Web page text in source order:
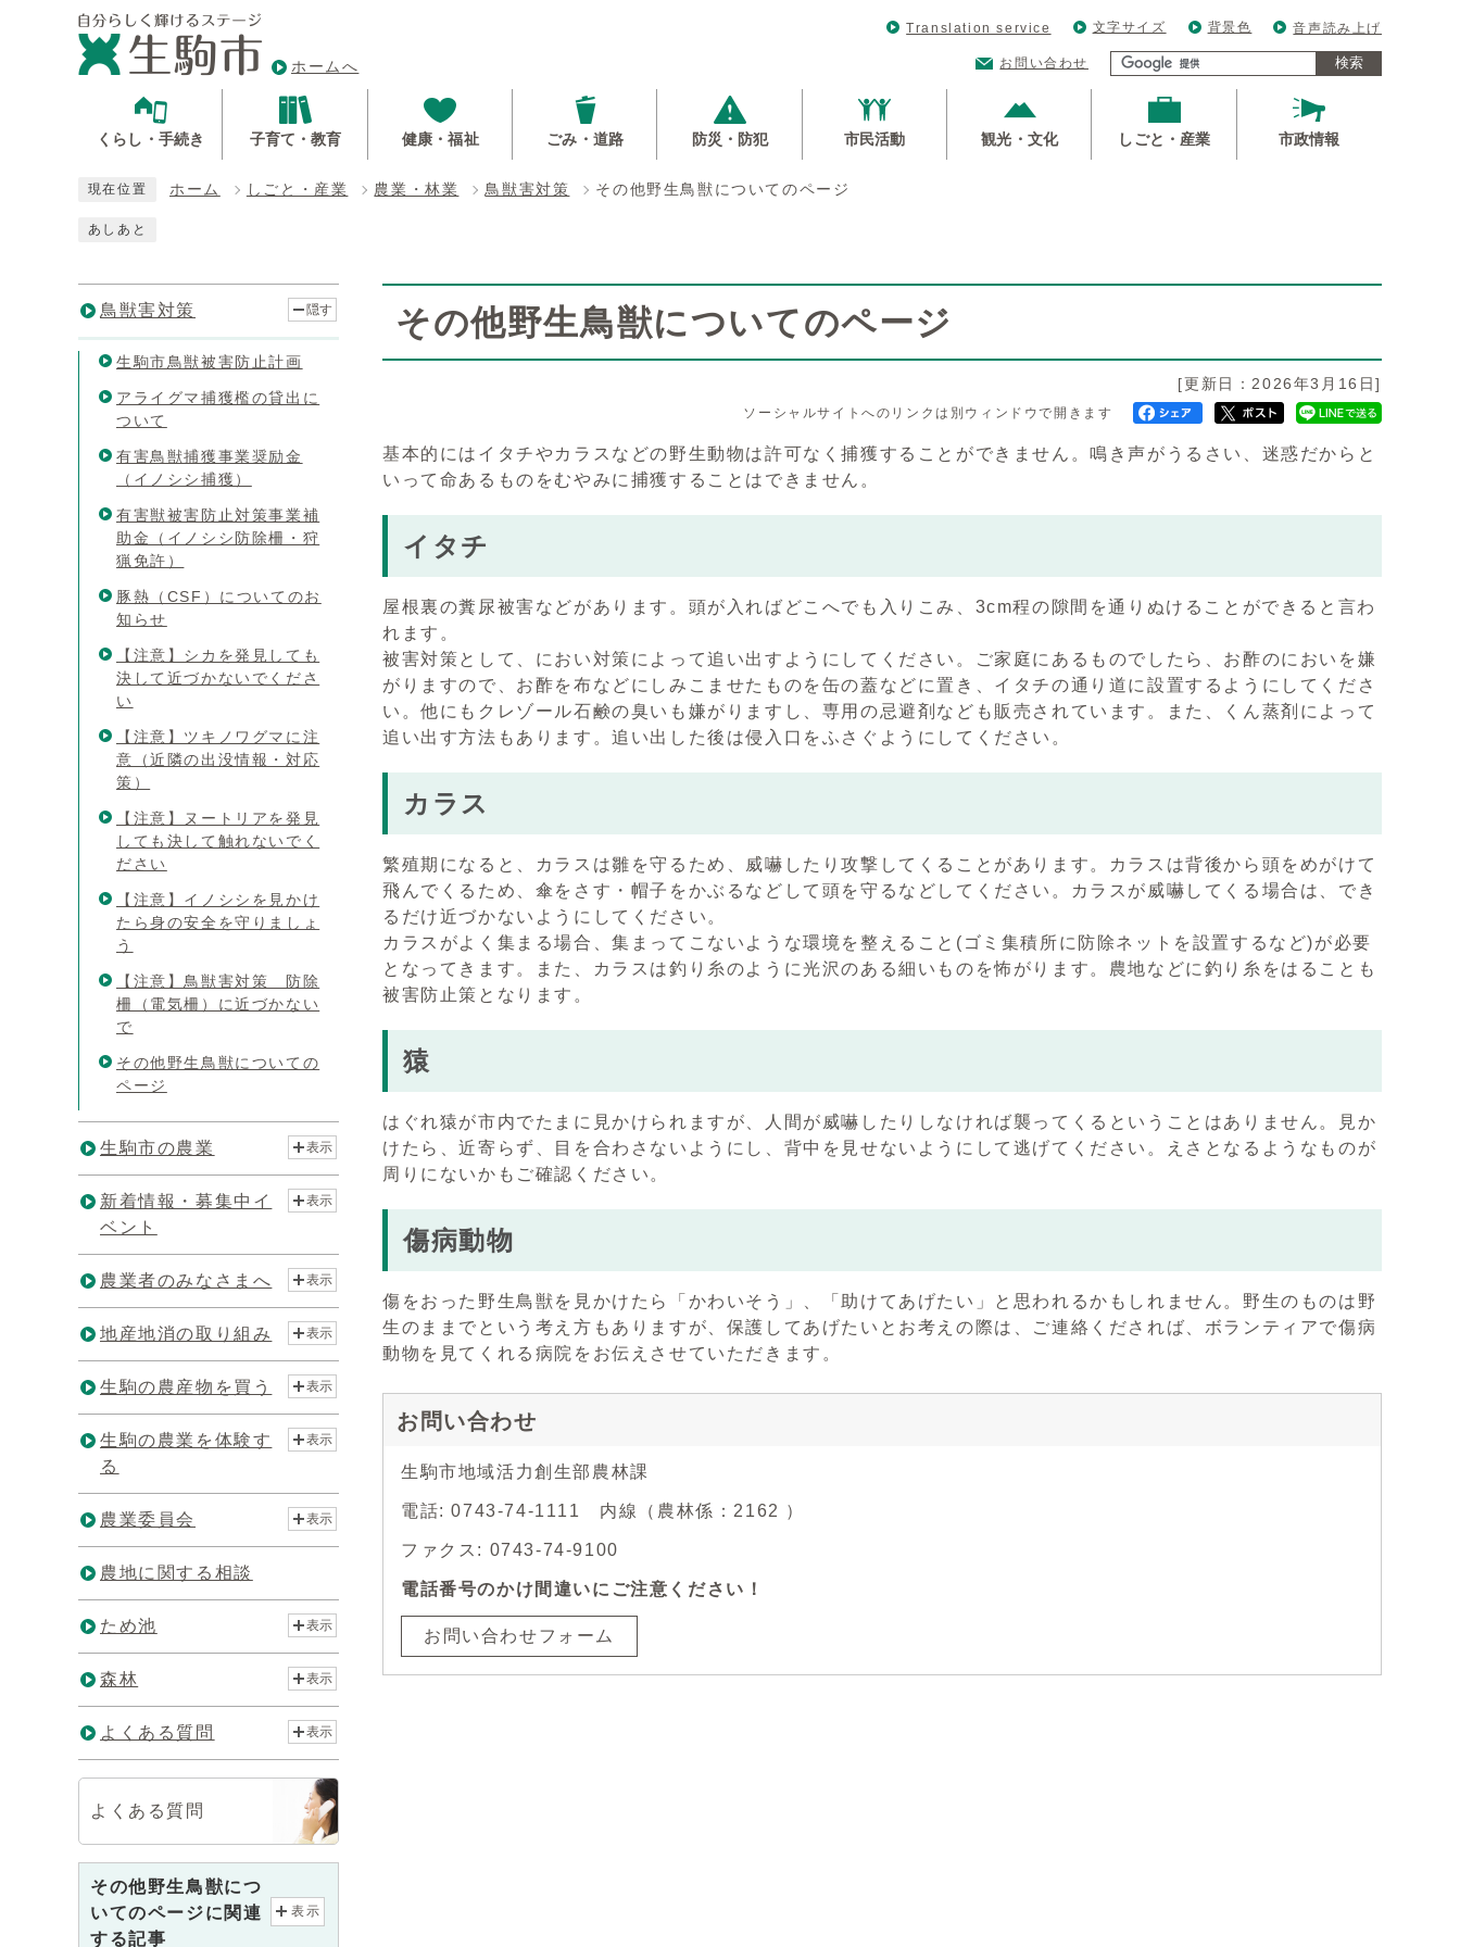
ホームへ
Translation service 文字サイズ 背景色 音声読み上げ
お問い合わせ 検索
くらし・手続き 子育て・教育 健康・福祉 ごみ・道路 防災・防犯 市民活動 観光・文化 しごと・産業 市政情報
現在位置 ホーム しごと・産業 農業・林業 鳥獣害対策 その他野生鳥獣についてのページ
あしあと
その他野生鳥獣についてのページ
[更新日：2026年3月16日]
ソーシャルサイトへのリンクは別ウィンドウで開きます
基本的にはイタチやカラスなどの野生動物は許可なく捕獲することができません。鳴き声がうるさい、迷惑だからと
いって命あるものをむやみに捕獲することはできません。
イタチ
屋根裏の糞尿被害などがあります。頭が入ればどこへでも入りこみ、3cm程の隙間を通りぬけることができると言わ
れます。
被害対策として、におい対策によって追い出すようにしてください。ご家庭にあるものでしたら、お酢のにおいを嫌
がりますので、お酢を布などにしみこませたものを缶の蓋などに置き、イタチの通り道に設置するようにしてくださ
い。他にもクレゾール石鹸の臭いも嫌がりますし、専用の忌避剤なども販売されています。また、くん蒸剤によって
追い出す方法もあります。追い出した後は侵入口をふさぐようにしてください。
カラス
繁殖期になると、カラスは雛を守るため、威嚇したり攻撃してくることがあります。カラスは背後から頭をめがけて
飛んでくるため、傘をさす・帽子をかぶるなどして頭を守るなどしてください。カラスが威嚇してくる場合は、でき
るだけ近づかないようにしてください。
カラスがよく集まる場合、集まってこないような環境を整えること(ゴミ集積所に防除ネットを設置するなど)が必要
となってきます。また、カラスは釣り糸のように光沢のある細いものを怖がります。農地などに釣り糸をはることも
被害防止策となります。
猿
はぐれ猿が市内でたまに見かけられますが、人間が威嚇したりしなければ襲ってくるということはありません。見か
けたら、近寄らず、目を合わさないようにし、背中を見せないようにして逃げてください。えさとなるようなものが
周りにないかもご確認ください。
傷病動物
傷をおった野生鳥獣を見かけたら「かわいそう」、「助けてあげたい」と思われるかもしれません。野生のものは野
生のままでという考え方もありますが、保護してあげたいとお考えの際は、ご連絡くだされば、ボランティアで傷病
動物を見てくれる病院をお伝えさせていただきます。
お問い合わせ
生駒市地域活力創生部農林課
電話: 0743-74-1111 内線（農林係：2162 ）
ファクス: 0743-74-9100
電話番号のかけ間違いにご注意ください！
お問い合わせフォーム
鳥獣害対策 隠す
生駒市鳥獣被害防止計画
アライグマ捕獲檻の貸出に
ついて
有害鳥獣捕獲事業奨励金
（イノシシ捕獲）
有害獣被害防止対策事業補
助金（イノシシ防除柵・狩
猟免許）
豚熱（CSF）についてのお
知らせ
【注意】シカを発見しても
決して近づかないでくださ
い
【注意】ツキノワグマに注
意（近隣の出没情報・対応
策）
【注意】ヌートリアを発見
しても決して触れないでく
ださい
【注意】イノシシを見かけ
たら身の安全を守りましょ
う
【注意】鳥獣害対策 防除
柵（電気柵）に近づかない
で
その他野生鳥獣についての
ページ
生駒市の農業 表示
新着情報・募集中イ
ベント
表示
農業者のみなさまへ 表示
地産地消の取り組み 表示
生駒の農産物を買う 表示
生駒の農業を体験す
る
表示
農業委員会 表示
農地に関する相談
ため池 表示
森林 表示
よくある質問 表示
よくある質問
その他野生鳥獣につ
いてのページに関連
する記事
表示